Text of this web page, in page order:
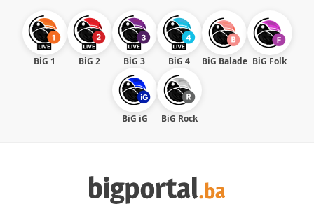
BiG 1 BiG 2 BiG 3 BiG 4 BiG Balade BiG Folk
BiG iG BiG Rock